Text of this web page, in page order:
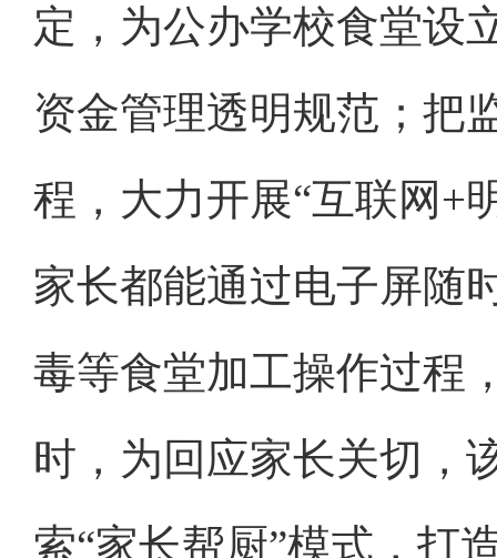
定，为公办学校食堂设
资金管理透明规范；把
程，大力开展“互联网+
家长都能通过电子屏随
毒等食堂加工操作过程
时，为回应家长关切，
索“家长帮厨”模式，打